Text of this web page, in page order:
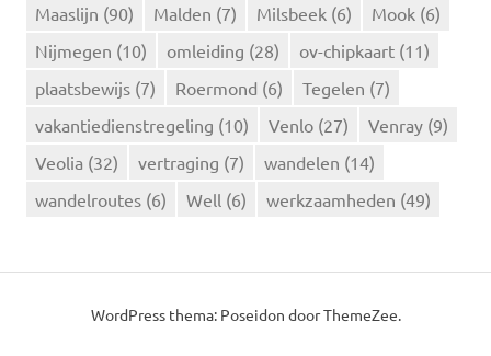
Maaslijn (90) Malden (7) Milsbeek (6) Mook (6)
Nijmegen (10) omleiding (28) ov-chipkaart (11)
plaatsbewijs (7) Roermond (6) Tegelen (7)
vakantiedienstregeling (10) Venlo (27) Venray (9)
Veolia (32) vertraging (7) wandelen (14)
wandelroutes (6) Well (6) werkzaamheden (49)
WordPress thema: Poseidon door ThemeZee.